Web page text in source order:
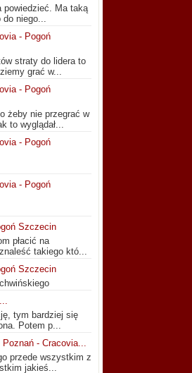
powiedzieć. Ma taką
do niego...
- Pogoń
straty do lidera to
grać w...
- Pogoń
żeby nie przegrać w
to wyglądał...
- Pogoń
- Pogoń
Szczecin
płacić na
takiego któ...
Szczecin
tym bardziej się
Potem p...
- Cracovia...
przede wszystkim z
jakieś...